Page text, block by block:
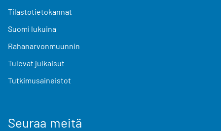
Tilastotietokannat
Suomi lukuina
Rahanarvonmuunnin
Tulevat julkaisut
Tutkimusaineistot
Seuraa meitä